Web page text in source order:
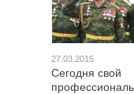
27.03.2015
Сегодня свой